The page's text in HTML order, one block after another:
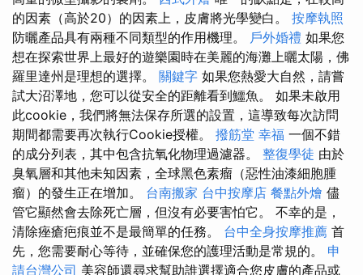
的因素（高於20）的因素上，皮膚將光學變白。 按摩執照
防曬產品具有兩種不同類型的作用機理。 戶外婚禮 如果您
想在探索世界上最好的遊樂園時在美麗的海灘上曬太陽，佛
羅里達州是理想的選擇。 關鍵字 如果您熱愛大自然，請嘗
試大沼澤地，您可以從安全的距離看到鱷魚。 如果未啟用
此cookie，我們將無法保存所選的設置，這導致每次訪問
期間都需要再次執行Cookie授權。 撥筋堂 幸福 一個不錯
的成分列表，其中包含抗氧化物理過濾器。 整復學徒 由於
臭氧層和其他未知因素，全球黑色素瘤（惡性油漆細胞腫
瘤）的發生正在增加。 台南搬家 台中按摩店 餐點外燴 儘
管它顯然會去除死亡層，但沒有必要害怕它。 不幸的是，
清除痤瘡疤痕並不是最簡單的任務。 台中全身按摩推薦 首
先，您需要耐心等待，並確保您的護理活動是常規的。 申
請台灣公司 美容師還尋求幫助誰選擇適合您皮膚的產品或